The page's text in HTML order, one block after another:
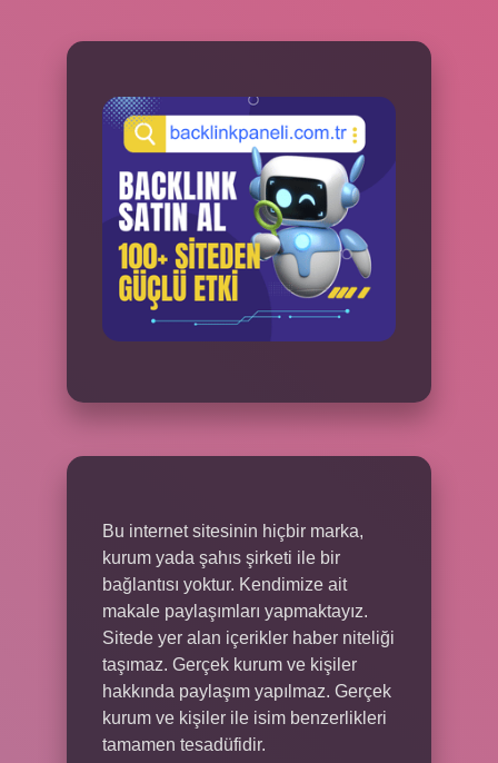
Bu internet sitesinin hiçbir marka,
kurum yada şahıs şirketi ile bir
bağlantısı yoktur. Kendimize ait
makale paylaşımları yapmaktayız.
Sitede yer alan içerikler haber niteliği
taşımaz. Gerçek kurum ve kişiler
hakkında paylaşım yapılmaz. Gerçek
kurum ve kişiler ile isim benzerlikleri
tamamen tesadüfidir.